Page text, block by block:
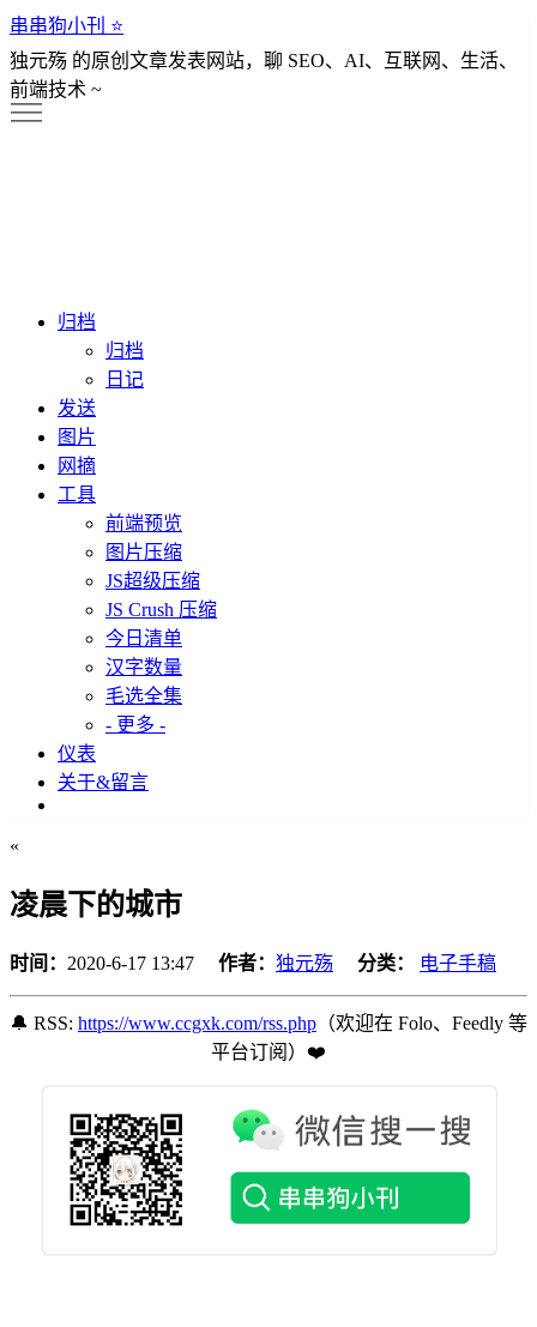
串串狗小刊 ⭐️
独元殇 的原创文章发表网站，聊 SEO、AI、互联网、生活、
前端技术 ~
归档
归档
日记
发送
图片
网摘
工具
前端预览
图片压缩
JS超级压缩
JS Crush 压缩
今日清单
汉字数量
毛选全集
- 更多 -
仪表
关于&留言
«
凌晨下的城市
时间： 2020-6-17 13:47 作者： 独元殇 分类： 电子手稿
🔔 RSS: https://www.ccgxk.com/rss.php （欢迎在 Folo、Feedly 等
平台订阅️）❤️